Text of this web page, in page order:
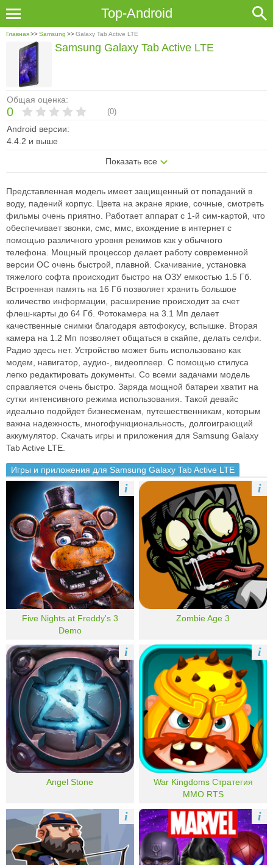
Top-Android
Главная>>Samsung >>Galaxy Tab Active LTE
Общая оценка:
0 (0)
Android версии:
4.4.2 и выше
Показать все
Samsung Galaxy Tab Active LTE
Представленная модель имеет защищенный от попаданий в
воду, падений корпус. Цвета на экране яркие, сочные, смотреть
фильмы очень приятно. Работает аппарат с 1-й сим-картой, что
обеспечивает звонки, смс, ммс, вхождение в интернет с
помощью различного уровня режимов как у обычного
телефона. Мощный процессор делает работу современной
версии ОС очень быстрой, плавной. Скачивание, установка
тяжелого софта происходит быстро на ОЗУ емкостью 1.5 Гб.
Встроенная память на 16 Гб позволяет хранить большое
количество информации, расширение происходит за счет
флеш-карты до 64 Гб. Фотокамера на 3.1 Мп делает
качественные снимки благодаря автофокусу, вспышке. Вторая
камера на 1.2 Мп позволяет общаться в скайпе, делать селфи.
Радио здесь нет. Устройство может быть использовано как
модем, навигатор, аудио-, видеоплеер. С помощью стилуса
легко редактировать документы. Со всеми задачами модель
справляется очень быстро. Заряда мощной батареи хватит на
сутки интенсивного режима использования. Такой девайс
идеально подойдет бизнесменам, путешественникам, которым
важна надежность, многофункциональность, долгоиграющий
аккумулятор. Скачать игры и приложения для Samsung Galaxy
Tab Active LTE.
Игры и приложения для Samsung Galaxy Tab Active LTE
Five Nights at Freddy's 3
Demo
i
Zombie Age 3
i
Angel Stone
i
War Kingdoms Стратегия
MMO RTS
i
i i